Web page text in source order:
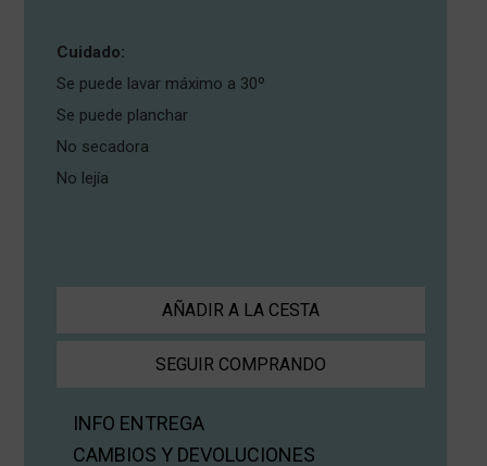
Cuidado:
Se puede lavar máximo a 30º
Se puede planchar
No secadora
No lejía
AÑADIR A LA CESTA
SEGUIR COMPRANDO
INFO ENTREGA
CAMBIOS Y DEVOLUCIONES